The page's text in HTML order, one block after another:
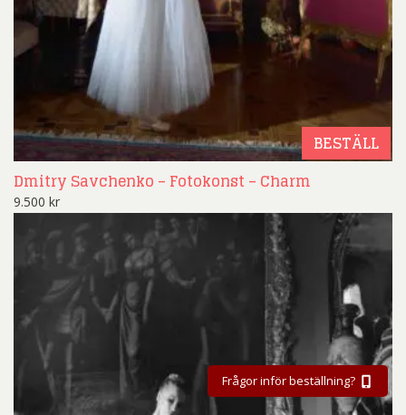
BESTÄLL
Dmitry Savchenko – Fotokonst – Charm
9.500 kr
Frågor inför beställning?